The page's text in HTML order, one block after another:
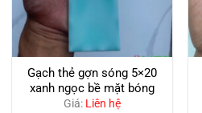
Gạch thẻ gợn sóng 5×20
xanh ngọc bề mặt bóng
Giá: Liên hệ